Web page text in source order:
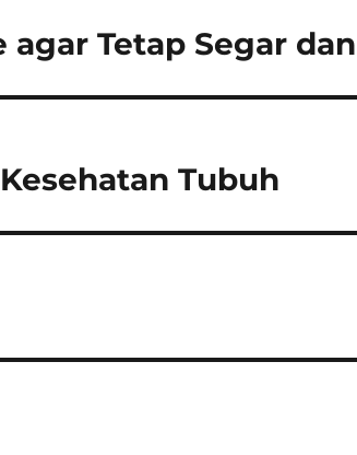
agar Tetap Segar
Tubuh